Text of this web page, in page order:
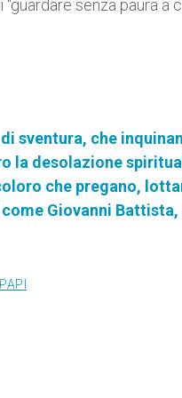
“guardare senza paura
sventura, che
la desolazione
che pregano,
Giovanni
PAPI